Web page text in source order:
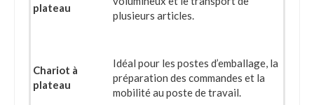
plateau
plusieurs articles.
Chariot à
plateau
Idéal pour les postes d’emballage, la
préparation des commandes et la
mobilité au poste de travail.